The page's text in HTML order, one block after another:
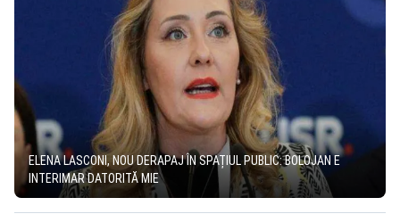
ELENA LASCONI, NOU DERAPAJ ÎN SPAȚIUL PUBLIC: BOLOJAN E
INTERIMAR DATORITĂ MIE